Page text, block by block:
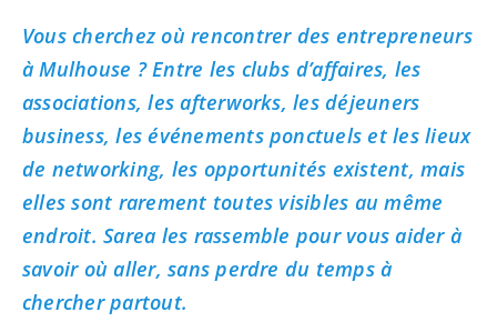
Vous cherchez où rencontrer des entrepreneurs
à Mulhouse ? Entre les clubs d’affaires, les
associations, les afterworks, les déjeuners
business, les événements ponctuels et les lieux
de networking, les opportunités existent, mais
elles sont rarement toutes visibles au même
endroit. Sarea les rassemble pour vous aider à
savoir où aller, sans perdre du temps à
chercher partout.